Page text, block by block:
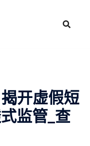
开虚假短
监管_查